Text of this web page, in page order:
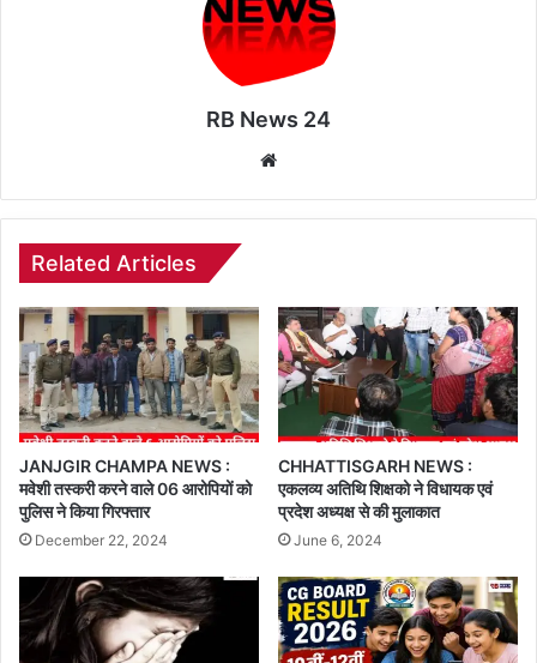
RB News 24
Related Articles
JANJGIR CHAMPA NEWS :
मवेशी तस्करी करने वाले 06 आरोपियों को
पुलिस ने किया गिरफ्तार
December 22, 2024
CHHATTISGARH NEWS :
एकलव्य अतिथि शिक्षको ने विधायक एवं
प्रदेश अध्यक्ष से की मुलाकात
June 6, 2024